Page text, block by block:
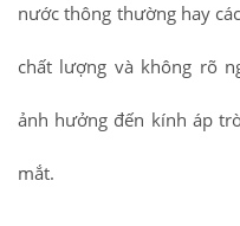
nước thông thường hay
chất lượng và không rõ
ảnh hưởng đến kính áp
mắt.